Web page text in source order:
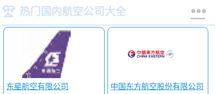
 热门国内航空公司大全 
东星航空有限公司 中国东方航空股份有限公司